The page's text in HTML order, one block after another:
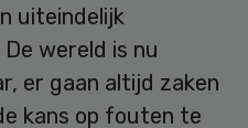
uiteindelijk
wereld is nu
er gaan altijd zaken
kans op fouten te